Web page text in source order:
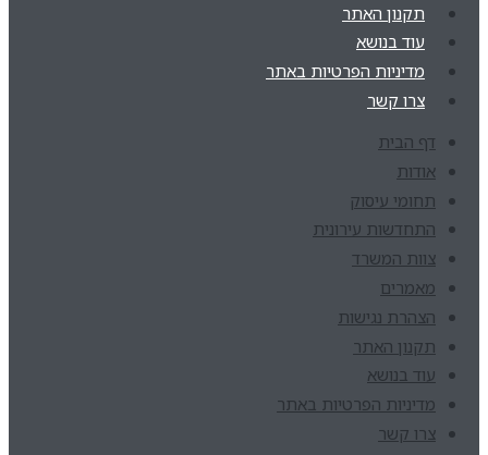
תקנון האתר
עוד בנושא
מדיניות הפרטיות באתר
צרו קשר
דף הבית
אודות
תחומי עיסוק
התחדשות עירונית
צוות המשרד
מאמרים
הצהרת נגישות
תקנון האתר
עוד בנושא
מדיניות הפרטיות באתר
צרו קשר